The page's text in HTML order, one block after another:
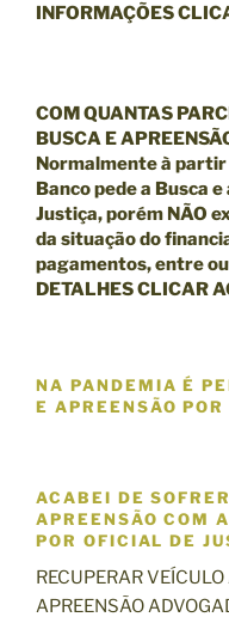
INFORMAÇÕES
COM QUANTAS
BUSCA E
Normalmente à
Banco pede a Busca
Justiça, porém NÃO
da situação do
pagamentos, entre
DETALHESCLICAR
NA PANDEMIA É
E APREENSÃO
ACABEI DE
APREENSÃO COM
POR OFICIAL DE
RECUPERAR
APREENSÃO